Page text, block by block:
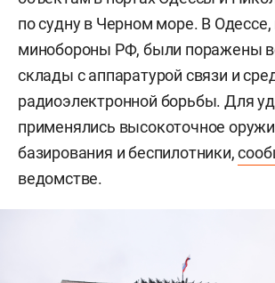
по судну в Черном море. В
минобороны РФ, были поражены
склады с аппаратурой связи и
радиоэлектронной борьбы. Для
применялись высокоточное
базирования и беспилотники,
ведомстве.